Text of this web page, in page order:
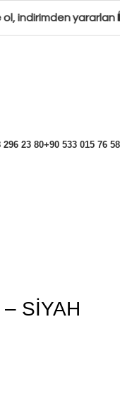
yararlan 🛍️
296 23 80+90 533 015 76 58
SİYAH